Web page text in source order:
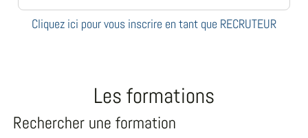
Cliquez ici pour vous inscrire en tant que RECRUTEUR
Les formations
Rechercher une formation